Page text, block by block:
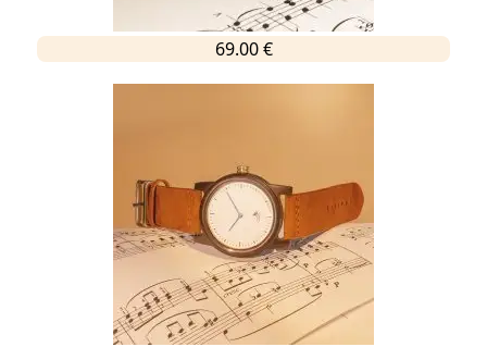
69.00 €